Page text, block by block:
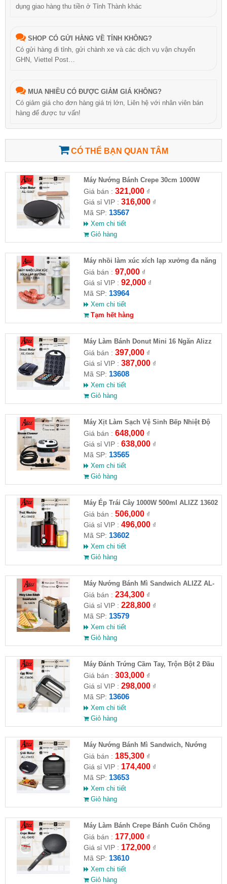
dụng giao hàng thu tiền ở Tỉnh Thành khác
SHOP CÓ GỬI HÀNG VỀ TỈNH KHÔNG?
Có gửi hàng đi tỉnh, gửi chành xe và các dịch vụ vận chuyển
GHN, Viettel Post…
MUA NHIỀU CÓ ĐƯỢC GIẢM GIÁ KHÔNG?
Có giảm giá cho đơn hàng giá trị lớn, Liên hệ với nhân viên bán
hàng để được tư vấn!
CÓ THỂ BẠN QUAN TÂM
Máy Nướng Bánh Crepe 30cm 1000W
ALIZZ AL-13567
Giá bán : 321,000₫
Giá sỉ VIP : 316,000₫
Mã SP: 13567
Xem chi tiết
Giỏ hàng
Máy nhồi làm xúc xích lạp xưởng đa năng
ALIZZ AL-13964
Giá bán : 97,000₫
Giá sỉ VIP : 92,000₫
Mã SP: 13964
Xem chi tiết
Tạm hết hàng
Máy Làm Bánh Donut Mini 16 Ngăn Alizz
Giá bán : 397,000₫
Giá sỉ VIP : 387,000₫
Mã SP: 13608
Xem chi tiết
Giỏ hàng
Máy Xịt Làm Sạch Vệ Sinh Bếp Nhiệt Độ
Cao 2500W ALIZZ AL-13565
Giá bán : 648,000₫
Giá sỉ VIP : 638,000₫
Mã SP: 13565
Xem chi tiết
Giỏ hàng
Máy Ép Trái Cây 1000W 500ml ALIZZ 13602
Giá bán : 506,000₫
Giá sỉ VIP : 496,000₫
Mã SP: 13602
Xem chi tiết
Giỏ hàng
Máy Nướng Bánh Mì Sandwich ALIZZ AL-
13579 ( HĐ )
Giá bán : 234,300₫
Giá sỉ VIP : 228,800₫
Mã SP: 13579
Xem chi tiết
Giỏ hàng
Máy Đánh Trứng Cầm Tay, Trộn Bột 2 Đầu
5 Chế Độ 300W 220V ALIZZ
Giá bán : 303,000₫
Giá sỉ VIP : 298,000₫
Mã SP: 13606
Xem chi tiết
Giỏ hàng
Máy Nướng Bánh Mì Sandwich, Nướng
Thịt 750W ALIZZ AL-13653
Giá bán : 185,300₫
Giá sỉ VIP : 174,400₫
Mã SP: 13653
Xem chi tiết
Giỏ hàng
Máy Làm Bánh Crepe Bánh Cuốn Chống
Dính ALIZZ AL-13610
Giá bán : 177,000₫
Giá sỉ VIP : 172,000₫
Mã SP: 13610
Xem chi tiết
Giỏ hàng